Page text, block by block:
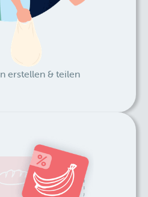
erstellen & teilen